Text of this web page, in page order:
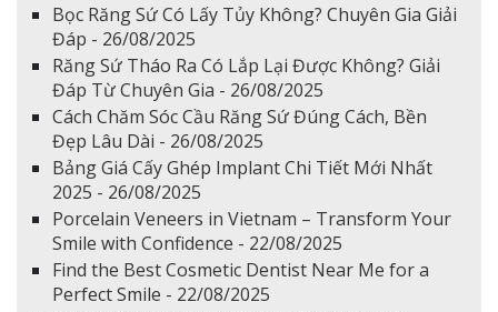
Bọc Răng Sứ Có Lấy Tủy Không? Chuyên Gia Giải
Đáp - 26/08/2025
Răng Sứ Tháo Ra Có Lắp Lại Được Không? Giải
Đáp Từ Chuyên Gia - 26/08/2025
Cách Chăm Sóc Cầu Răng Sứ Đúng Cách, Bền
Đẹp Lâu Dài - 26/08/2025
Bảng Giá Cấy Ghép Implant Chi Tiết Mới Nhất
2025 - 26/08/2025
Porcelain Veneers in Vietnam – Transform Your
Smile with Confidence - 22/08/2025
Find the Best Cosmetic Dentist Near Me for a
Perfect Smile - 22/08/2025